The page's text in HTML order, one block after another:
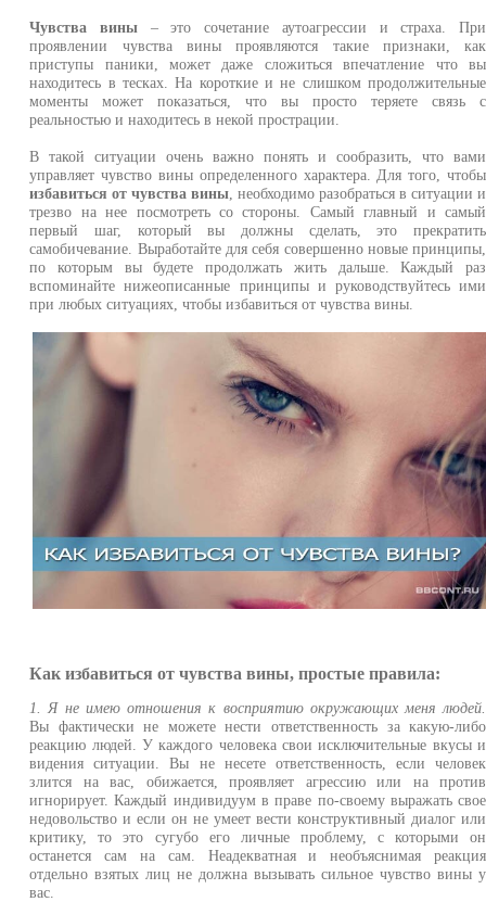
Чувства вины– это сочетание аутоагрессии и страха. При
проявлении чувства вины проявляются такие признаки, как
приступы паники, может даже сложиться впечатление что вы
находитесь в тесках. На короткие и не слишком продолжительные
моменты может показаться, что вы просто теряете связь с
реальностью и находитесь в некой прострации.
В такой ситуации очень важно понять и сообразить, что вами
управляет чувство вины определенного характера. Для того, чтобы
избавиться от чувства вины , необходимо разобраться в ситуации и
трезво на нее посмотреть со стороны. Самый главный и самый
первый шаг, который вы должны сделать, это прекратить
самобичевание. Выработайте для себя совершенно новые принципы,
по которым вы будете продолжать жить дальше. Каждый раз
вспоминайте нижеописанные принципы и руководствуйтесь ими
при любых ситуациях, чтобы избавиться от чувства вины.
Как избавиться от чувства вины, простые правила:
1. Я не имею отношения к восприятию окружающих меня людей.
Вы фактически не можете нести ответственность за какую-либо
реакцию людей. У каждого человека свои исключительные вкусы и
видения ситуации. Вы не несете ответственность, если человек
злится на вас, обижается, проявляет агрессию или на против
игнорирует. Каждый индивидуум в праве по-своему выражать свое
недовольство и если он не умеет вести конструктивный диалог или
критику, то это сугубо его личные проблему, с которыми он
останется сам на сам. Неадекватная и необъяснимая реакция
отдельно взятых лиц не должна вызывать сильное чувство вины у
вас.